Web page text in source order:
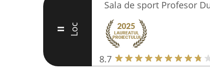
II Loc
Sala de sport Profesor
8.7